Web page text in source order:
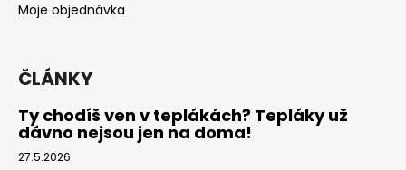
Moje objednávka
ČLÁNKY
Ty chodíš ven v teplákách? Tepláky už
dávno nejsou jen na doma!
27.5.2026